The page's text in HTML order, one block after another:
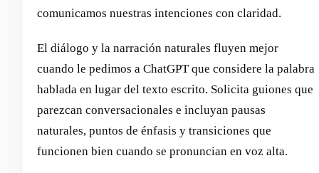
comunicamos nuestras intenciones con claridad.
El diálogo y la narración naturales fluyen mejor
cuando le pedimos a ChatGPT que considere la palabra
hablada en lugar del texto escrito. Solicita guiones que
parezcan conversacionales e incluyan pausas
naturales, puntos de énfasis y transiciones que
funcionen bien cuando se pronuncian en voz alta.